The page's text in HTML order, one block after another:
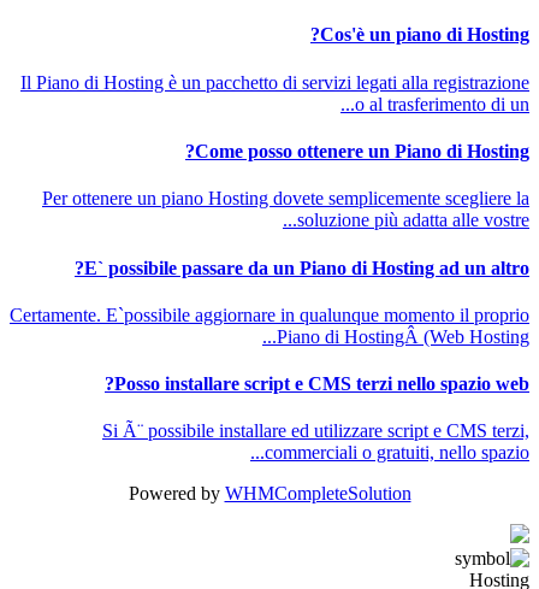
Cos'è un piano di Hosting?
Il Piano di Hosting è un pacchetto di servizi legati alla registrazione
o al trasferimento di un...
Come posso ottenere un Piano di Hosting?
Per ottenere un piano Hosting dovete semplicemente scegliere la
soluzione più adatta alle vostre...
E` possibile passare da un Piano di Hosting ad un altro?
Certamente. E`possibile aggiornare in qualunque momento il proprio
Piano di HostingÂ (Web Hosting...
Posso installare script e CMS terzi nello spazio web?
Si Ã¨ possibile installare ed utilizzare script e CMS terzi,
commerciali o gratuiti, nello spazio...
Powered by WHMCompleteSolution
Hosting